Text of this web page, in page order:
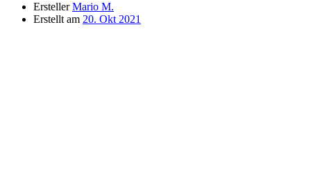
Ersteller Mario M.
Erstellt am 20. Okt 2021